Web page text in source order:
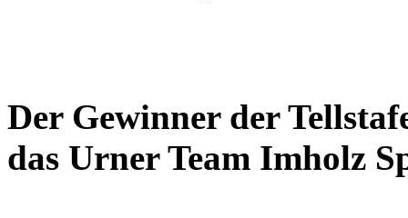
Der Gewinner der
das Urner Team Imholz